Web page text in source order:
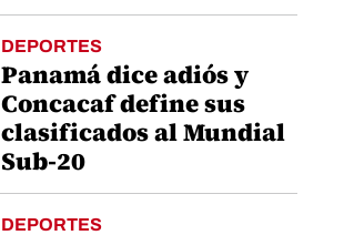
DEPORTES
Panamá dice adiós y
Concacaf define sus
clasificados al Mundial
Sub-20
DEPORTES